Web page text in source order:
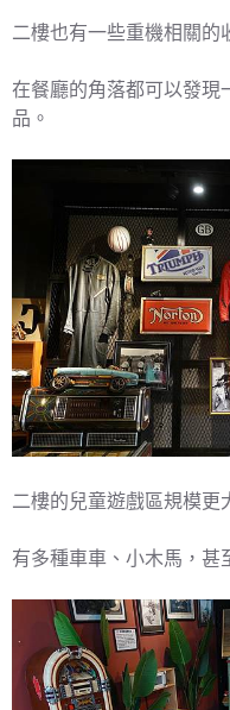
二樓也有一些重機相關的
在餐廳的角落都可以發現
品。
二樓的兒童遊戲區規模更
有多種車車、小木馬，甚